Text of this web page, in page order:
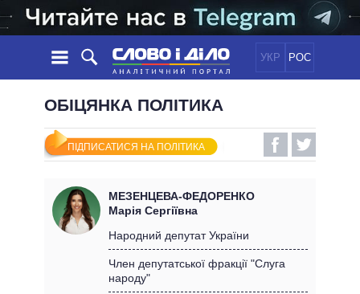
УКР РОС
НОВИНИ
СТРІЧКА
ПОДІЇ
СТАТТІ
ДУМКИ
ОГЛЯДИ
ДАЙДЖЕСТИ
ПОЛІТИКА
ЕКОНОМІКА
СВІТ
ОБIЦЯНКИ
УСІ ПОЛІТИКИ
ПРЕЗИДЕНТ І ОФІС
КАБІНЕТ МІНІСТРІВ
ІНФОГРАФІКА
ВІДЕО
ПІДТРИМАТИ
ОБІЦЯНКА ПОЛІТИКА
ПІДПИСАТИСЯ НА ПОЛІТИКА
МЕЗЕНЦЕВА-ФЕДОРЕНКО
Марія Сергіївна
Народний депутат України
Член депутатської фракції "Слуга
народу"